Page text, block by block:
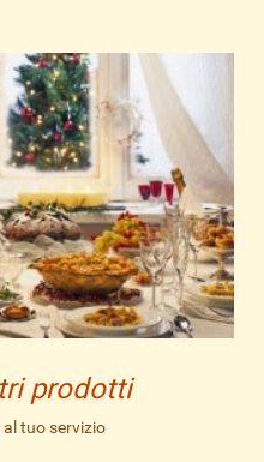
prodotti
tuo servizio